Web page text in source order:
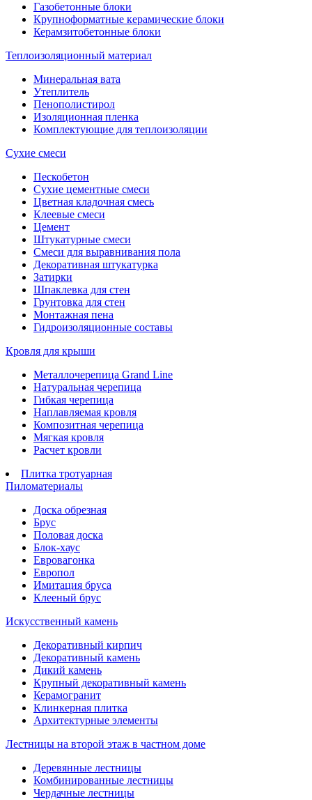
Газобетонные блоки
Крупноформатные керамические блоки
Керамзитобетонные блоки
Теплоизоляционный материал
Минеральная вата
Утеплитель
Пенополистирол
Изоляционная пленка
Комплектующие для теплоизоляции
Сухие смеси
Пескобетон
Сухие цементные смеси
Цветная кладочная смесь
Клеевые смеси
Цемент
Штукатурные смеси
Смеси для выравнивания пола
Декоративная штукатурка
Затирки
Шпаклевка для стен
Грунтовка для стен
Монтажная пена
Гидроизоляционные составы
Кровля для крыши
Металлочерепица Grand Line
Натуральная черепица
Гибкая черепица
Наплавляемая кровля
Композитная черепица
Мягкая кровля
Расчет кровли
Плитка тротуарная
Пиломатериалы
Доска обрезная
Брус
Половая доска
Блок-хаус
Евровагонка
Европол
Имитация бруса
Клееный брус
Искусственный камень
Декоративный кирпич
Декоративный камень
Дикий камень
Крупный декоративный камень
Керамогранит
Клинкерная плитка
Архитектурные элементы
Лестницы на второй этаж в частном доме
Деревянные лестницы
Комбинированные лестницы
Чердачные лестницы